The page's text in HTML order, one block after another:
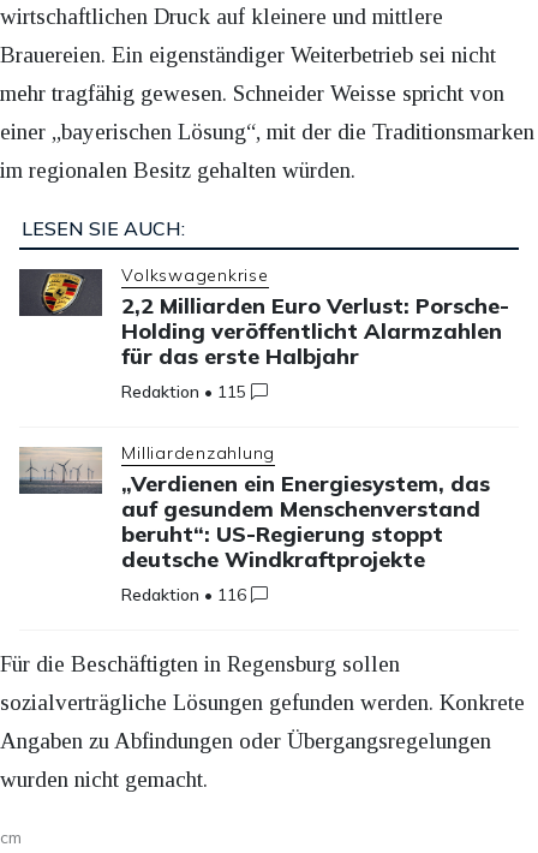
wirtschaftlichen Druck auf kleinere und mittlere
Brauereien. Ein eigenständiger Weiterbetrieb sei nicht
mehr tragfähig gewesen. Schneider Weisse spricht von
einer „bayerischen Lösung“, mit der die Traditionsmarken
im regionalen Besitz gehalten würden.
LESEN SIE AUCH:
Volkswagenkrise
2,2 Milliarden Euro Verlust: Porsche-
Holding veröffentlicht Alarmzahlen
für das erste Halbjahr
Redaktion • 115
Milliardenzahlung
„Verdienen ein Energiesystem, das
auf gesundem Menschenverstand
beruht“: US-Regierung stoppt
deutsche Windkraftprojekte
Redaktion • 116
Für die Beschäftigten in Regensburg sollen
sozialverträgliche Lösungen gefunden werden. Konkrete
Angaben zu Abfindungen oder Übergangsregelungen
wurden nicht gemacht.
cm